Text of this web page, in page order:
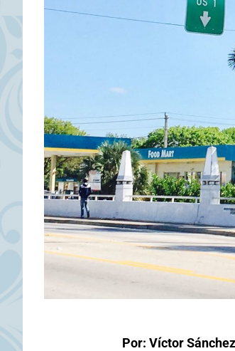
Por: Víctor